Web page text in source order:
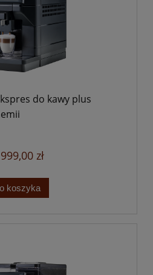
do kawy plus
zł
koszyka